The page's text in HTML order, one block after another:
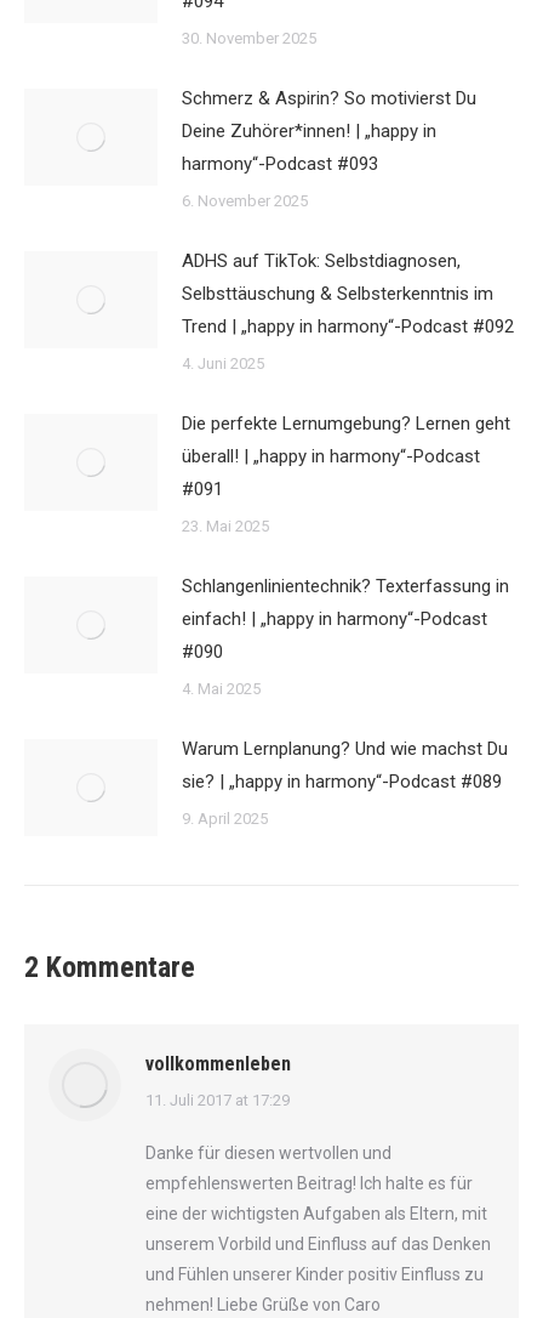
30. November 2025
Schmerz & Aspirin? So motivierst Du
Deine Zuhörer*innen! | „happy in
harmony“-Podcast #093
6. November 2025
ADHS auf TikTok: Selbstdiagnosen,
Selbsttäuschung & Selbsterkenntnis im
Trend | „happy in harmony“-Podcast #092
4. Juni 2025
Die perfekte Lernumgebung? Lernen geht
überall! | „happy in harmony“-Podcast
#091
23. Mai 2025
Schlangenlinientechnik? Texterfassung in
einfach! | „happy in harmony“-Podcast
#090
4. Mai 2025
Warum Lernplanung? Und wie machst Du
sie? | „happy in harmony“-Podcast #089
9. April 2025
2 Kommentare
vollkommenleben
says:
11. Juli 2017 at 17:29
Danke für diesen wertvollen und
empfehlenswerten Beitrag! Ich halte es für
eine der wichtigsten Aufgaben als Eltern, mit
unserem Vorbild und Einfluss auf das Denken
und Fühlen unserer Kinder positiv Einfluss zu
nehmen! Liebe Grüße von Caro